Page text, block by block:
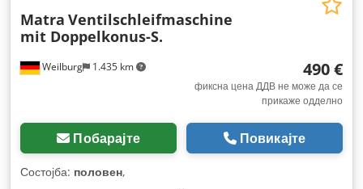
Weilburg 1.435 km
Matra Ventilschleifmaschine
mit Doppelkonus-S.
490 €
фиксна цена ДДВ не може да се
прикаже одделно
Побарајте Повикајте
Состојба: половен,